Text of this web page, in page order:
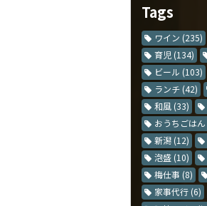
Tags
ワイン (235)
育児 (134)
ビール (103)
ランチ (42)
和風 (33)
おうちごはん
新潟 (12)
泡盛 (10)
梅仕事 (8)
家事代行 (6)